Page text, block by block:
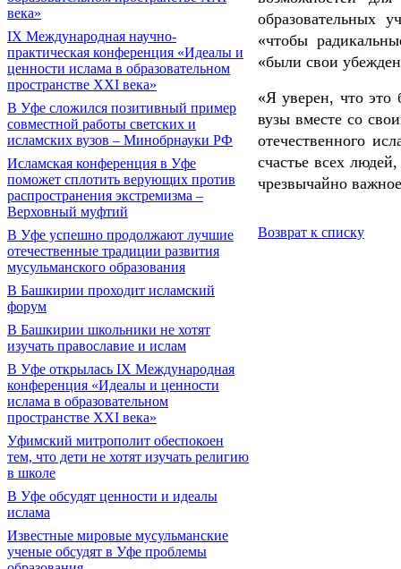
века»
IX Международная научно-
практическая конференция «Идеалы и
ценности ислама в образовательном
пространстве XXI века»
В Уфе сложился позитивный пример
совместной работы светских и
исламских вузов – Минобрнауки РФ
Исламская конференция в Уфе
поможет сплотить верующих против
распространения экстремизма –
Верховный муфтий
В Уфе успешно продолжают лучшие
отечественные традиции развития
мусульманского образования
В Башкирии проходит исламский
форум
В Башкирии школьники не хотят
изучать православие и ислам
В Уфе открылась IX Международная
конференция «Идеалы и ценности
ислама в образовательном
пространстве XXI века»
Уфимский митрополит обеспокоен
тем, что дети не хотят изучать религию
в школе
В Уфе обсудят ценности и идеалы
ислама
Известные мировые мусульманские
ученые обсудят в Уфе проблемы
образовательных
«чтобы
«были свои
«Я уверен, что это
вузы вместе со
отечественного
счастье всех
чрезвычайно
Возврат к списку